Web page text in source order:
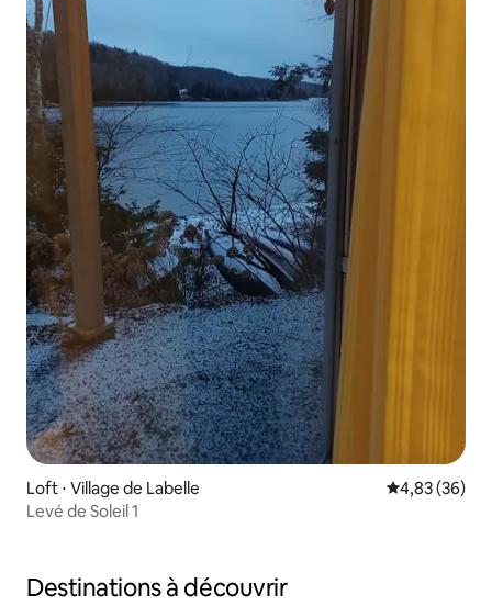
Loft ⋅ Village de Labelle Évaluation
4,83 (36)
Levé de Soleil 1
Destinations à découvrir